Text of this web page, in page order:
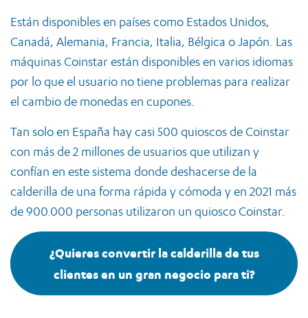
Están disponibles en países como Estados Unidos,
Canadá, Alemania, Francia, Italia, Bélgica o Japón. Las
máquinas Coinstar están disponibles en varios idiomas
por lo que el usuario no tiene problemas para realizar
el cambio de monedas en cupones.
Tan solo en España hay casi 500 quioscos de Coinstar
con más de 2 millones de usuarios que utilizan y
confían en este sistema donde deshacerse de la
calderilla de una forma rápida y cómoda y en 2021 más
de 900.000 personas utilizaron un quiosco Coinstar.
¿Quieres convertir la calderilla de tus
clientes en un gran negocio para ti?